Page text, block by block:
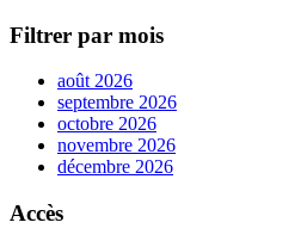
Filtrer par mois
août 2026
septembre 2026
octobre 2026
novembre 2026
décembre 2026
Accès